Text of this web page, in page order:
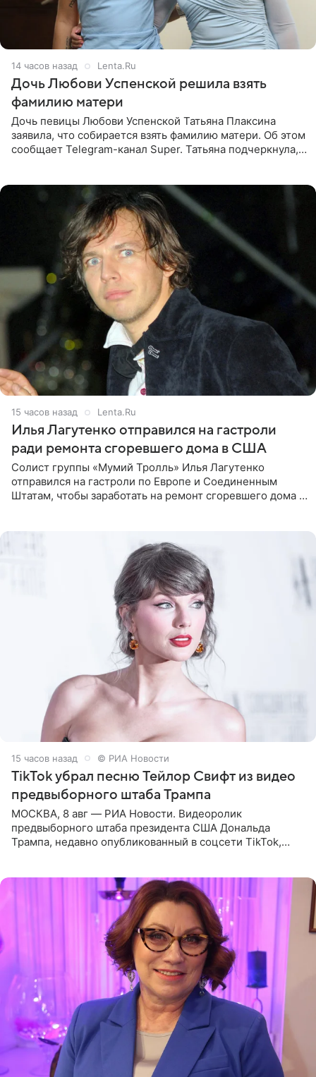
14 часов назад Lenta.Ru
Дочь Любови Успенской решила взять
фамилию матери
Дочь певицы Любови Успенской Татьяна Плаксина
заявила, что собирается взять фамилию матери. Об этом
сообщает Telegram-канал Super. Татьяна подчеркнула,
15 часов назад Lenta.Ru
Илья Лагутенко отправился на гастроли
ради ремонта сгоревшего дома в США
Солист группы «Мумий Тролль» Илья Лагутенко
отправился на гастроли по Европе и Соединенным
Штатам, чтобы заработать на ремонт сгоревшего дома в
15 часов назад © РИА Новости
TikTok убрал песню Тейлор Свифт из видео
предвыборного штаба Трампа
МОСКВА, 8 авг — РИА Новости. Видеоролик
предвыборного штаба президента США Дональда
Трампа, недавно опубликованный в соцсети TikTok,